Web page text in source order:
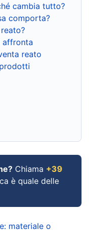
cambia tutto?
comporta?
affronta
reato
Chiama +39
è quale delle
materiale o